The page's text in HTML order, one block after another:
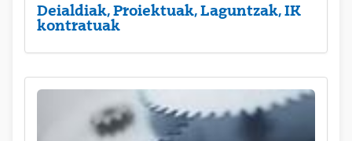
Deialdiak, Proiektuak, Laguntzak, IK
kontratuak